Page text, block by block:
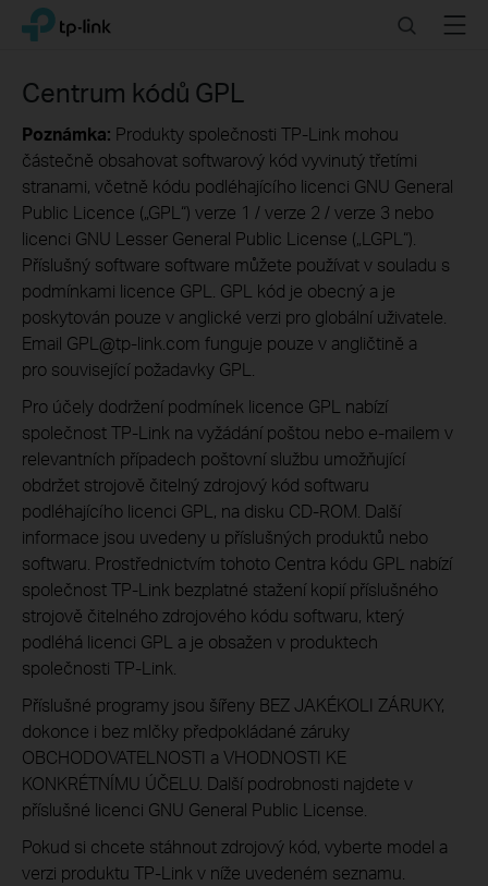
Click
navigation
TP-Link, Reliably Smart SearchMenu
Centrum kódů GPL
Poznámka: Produkty společnosti TP-Link mohou
částečně obsahovat softwarový kód vyvinutý třetími
stranami, včetně kódu podléhajícího licenci GNU General
Public Licence („GPL“) verze 1 / verze 2 / verze 3 nebo
licenci GNU Lesser General Public License („LGPL“).
Příslušný software software můžete používat v souladu s
podmínkami licence GPL. GPL kód je obecný a je
poskytován pouze v anglické verzi pro globální uživatele.
Email GPL@tp-link.com funguje pouze v angličtině a
pro související požadavky GPL.
Pro účely dodržení podmínek licence GPL nabízí
společnost TP-Link na vyžádání poštou nebo e-mailem v
relevantních případech poštovní službu umožňující
obdržet strojově čitelný zdrojový kód softwaru
podléhajícího licenci GPL, na disku CD-ROM. Další
informace jsou uvedeny u příslušných produktů nebo
softwaru. Prostřednictvím tohoto Centra kódu GPL nabízí
společnost TP-Link bezplatné stažení kopií příslušného
strojově čitelného zdrojového kódu softwaru, který
podléhá licenci GPL a je obsažen v produktech
společnosti TP-Link.
Příslušné programy jsou šířeny BEZ JAKÉKOLI ZÁRUKY,
dokonce i bez mlčky předpokládané záruky
OBCHODOVATELNOSTI a VHODNOSTI KE
KONKRÉTNÍMU ÚČELU. Další podrobnosti najdete v
příslušné licenci GNU General Public License.
Pokud si chcete stáhnout zdrojový kód, vyberte model a
verzi produktu TP-Link v níže uvedeném seznamu.